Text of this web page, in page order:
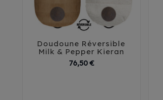
  
Doudoune Réversible
Milk & Pepper Kieran
76,50 €Prix